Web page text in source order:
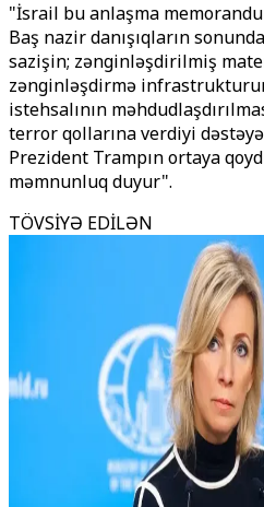
"İsrail bu anlaşma
Baş nazir danışıqların
sazişin; zənginləşdirilmiş
zənginləşdirmə
istehsalının
terror qollarına verdiyi
Prezident Trampın ortaya
məmnunluq duyur".
TÖVSİYƏ EDİLƏN